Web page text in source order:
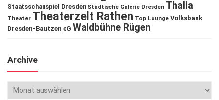
Staatsschauspiel Dresden Städtische Galerie Dresden Thalia
Theater Theaterzelt Rathen Top Lounge Volksbank
Dresden-Bautzen eG Waldbühne Rügen
Archive